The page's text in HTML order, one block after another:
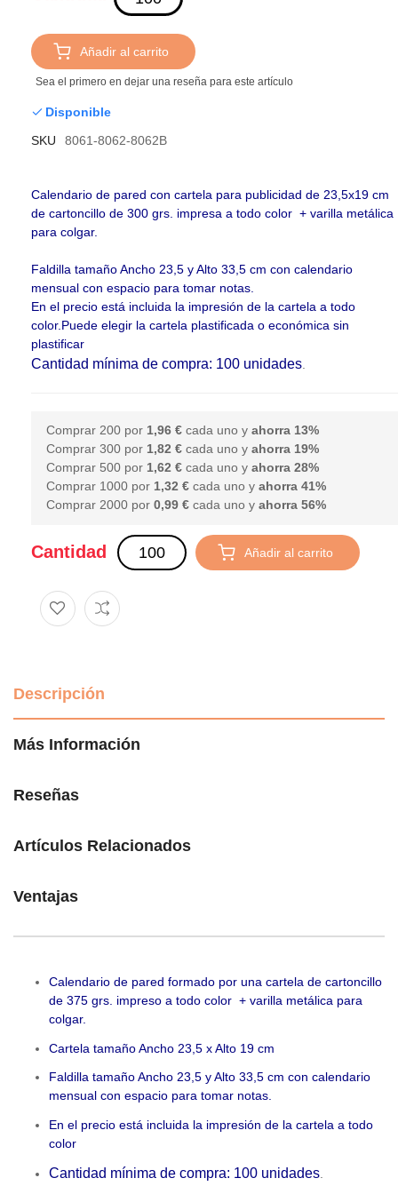
Añadir al carrito
Sea el primero en dejar una reseña para este artículo
Disponible
SKU
8061-8062-8062B
Calendario de pared con cartela para publicidad de 23,5x19 cm
de cartoncillo de 300 grs. impresa a todo color + varilla metálica
para colgar.
Faldilla tamaño Ancho 23,5 y Alto 33,5 cm con calendario
mensual con espacio para tomar notas.
En el precio está incluida la impresión de la cartela a todo
color.Puede elegir la cartela plastificada o económica sin
plastificar
Cantidad mínima de compra: 100 unidades
Comprar 200 por 1,96 € cada uno yahorra 13%
Comprar 300 por 1,82 € cada uno yahorra 19%
Comprar 500 por 1,62 € cada uno yahorra28%
Comprar 1000 por 1,32 € cada uno yahorra41%
Comprar 2000 por0,99 € cada uno yahorra56%
Cantidad Añadir al carrito
Descripción
Más Información
Reseñas
Artículos Relacionados
Ventajas
Calendario de pared formado por una cartela de cartoncillo
de 375 grs. impreso a todo color + varilla metálica para
colgar.
Cartela tamaño Ancho 23,5 x Alto 19 cm
Faldilla tamaño Ancho 23,5 y Alto 33,5 cm con calendario
mensual con espacio para tomar notas.
En el precio está incluida la impresión de la cartela a todo
color
Cantidad mínima de compra: 100 unidades.